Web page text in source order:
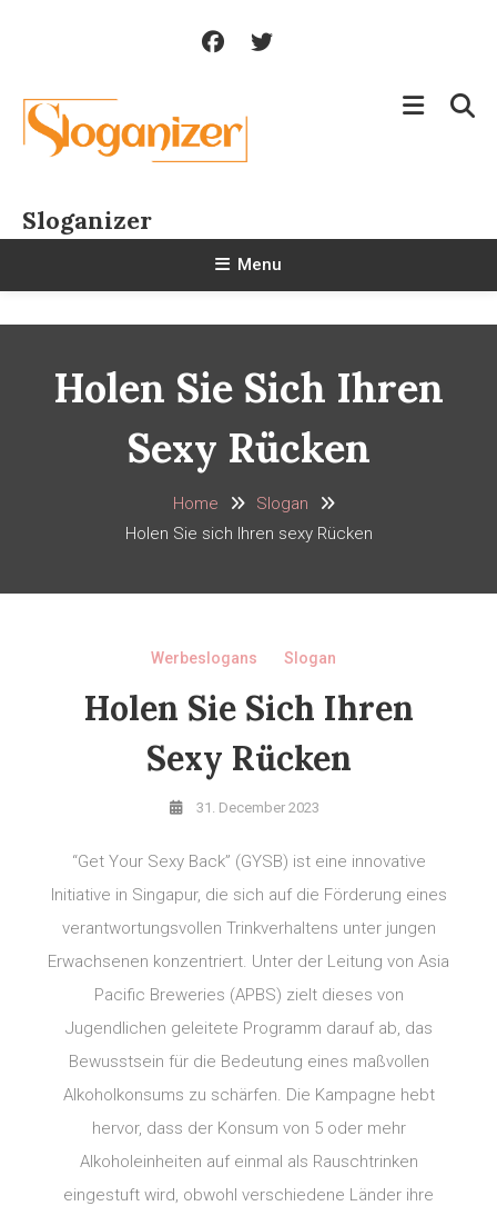
Sloganizer
Menu
Holen Sie Sich Ihren
Sexy Rücken
Home
Slogan
Holen Sie sich Ihren sexy Rücken
Werbeslogans Slogan
Holen Sie Sich Ihren
Sexy Rücken
31. December 2023
“Get Your Sexy Back” (GYSB) ist eine innovative
Initiative in Singapur, die sich auf die Förderung eines
verantwortungsvollen Trinkverhaltens unter jungen
Erwachsenen konzentriert. Unter der Leitung von Asia
Pacific Breweries (APBS) zielt dieses von
Jugendlichen geleitete Programm darauf ab, das
Bewusstsein für die Bedeutung eines maßvollen
Alkoholkonsums zu schärfen. Die Kampagne hebt
hervor, dass der Konsum von 5 oder mehr
Alkoholeinheiten auf einmal als Rauschtrinken
eingestuft wird, obwohl verschiedene Länder ihre